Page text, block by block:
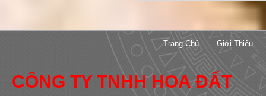
Trang Chủ Giới Thiệu
CÔNG TY TNHH HOA ĐẤT